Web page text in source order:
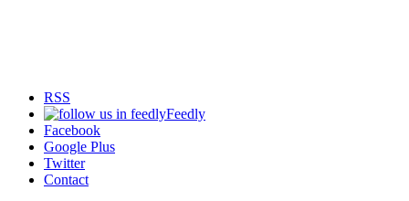
RSS
Feedly
Facebook
Google Plus
Twitter
Contact